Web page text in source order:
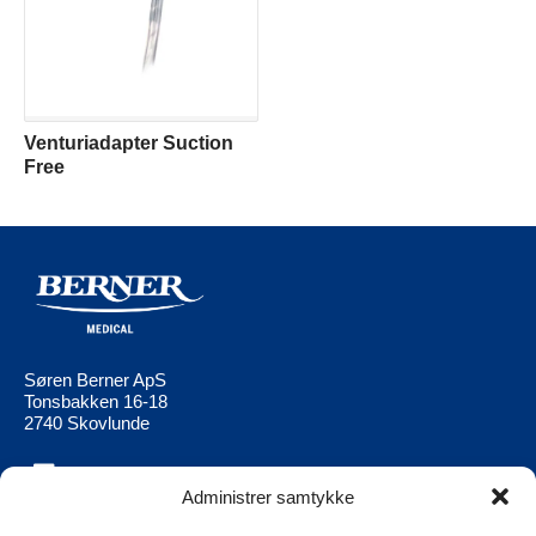
Administrer samtykke
Venturiadapter Suction
Free
Søren Berner ApS
Tonsbakken 16-18
2740 Skovlunde
Berner Ltd